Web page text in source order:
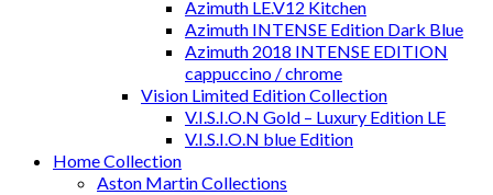
Azimuth LE.V12 Kitchen
Azimuth INTENSE Edition Dark Blue
Azimuth 2018 INTENSE EDITION
cappuccino / chrome
Vision Limited Edition Collection
V.I.S.I.O.N Gold – Luxury Edition LE
V.I.S.I.O.N blue Edition
Home Collection
Aston Martin Collections